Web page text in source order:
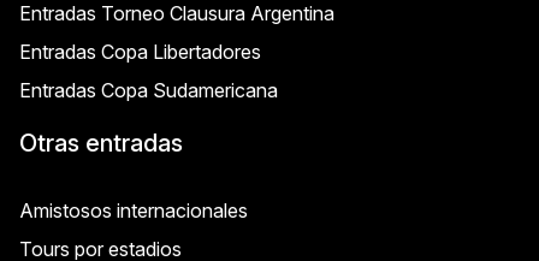
Entradas Torneo Clausura Argentina
Entradas Copa Libertadores
Entradas Copa Sudamericana
Otras entradas
Amistosos internacionales
Tours por estadios